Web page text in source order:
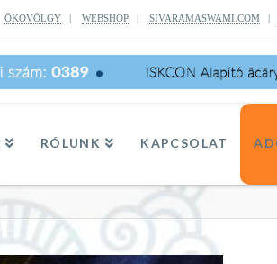
ÖKOVÖLGY| WEBSHOP| SIVARAMASWAMI.COM|
RÓLUNK KAPCSOLAT